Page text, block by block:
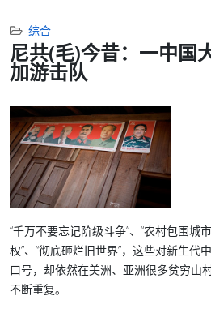
综合
尼共(毛)今昔：一中国
加游击队
“千万不要忘记阶级斗争”、“农村包围城
权”、“彻底砸烂旧世界”，这些对新生代
口号，却依然在美洲、亚洲很多贫穷山
不断重复。